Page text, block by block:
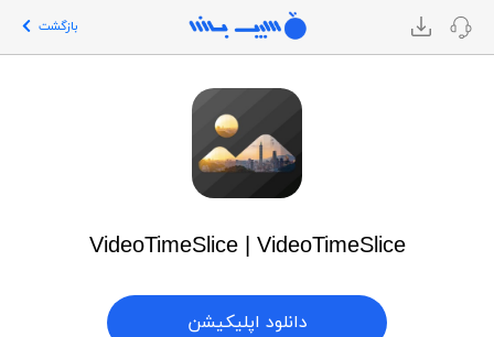
بازگشت
VideoTimeSlice | VideoTimeSlice
دانلود اپلیکیشن